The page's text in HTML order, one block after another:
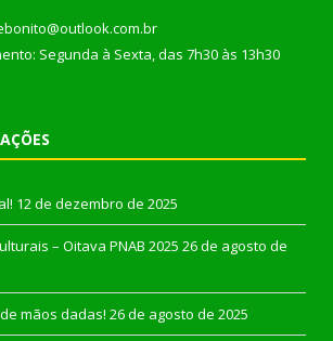
Segunda à Sexta, das 7h30 às 13h30
12 de dezembro de 2025
– Oitava PNAB 2025 26 de agosto de
mãos dadas! 26 de agosto de 2025